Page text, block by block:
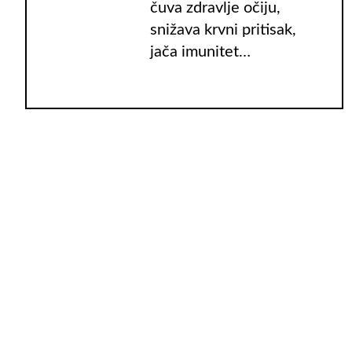
čuva zdravlje očiju,
snižava krvni pritisak,
jača imunitet…